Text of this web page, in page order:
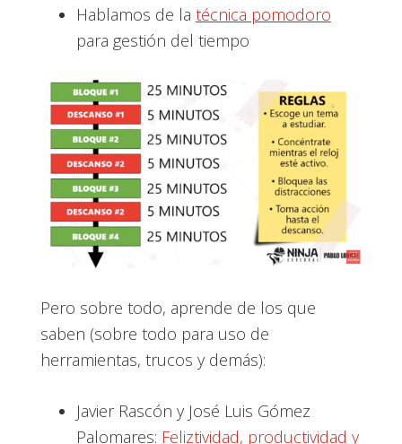
Hablamos de la técnica pomodoro
para gestión del tiempo
Pero sobre todo, aprende de los que
saben (sobre todo para uso de
herramientas, trucos y demás):
Javier Rascón y José Luis Gómez
Palomares: Feliztividad, productividad y